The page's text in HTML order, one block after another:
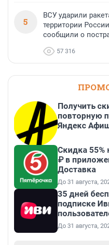
5
ВСУ ударили
территории
сообщили о
57 316
Получить
повторную
Яндекс
Скидка 55%
₽ в
Доставка
До 31 августа,
35 дней
подписке
До 31 августа,